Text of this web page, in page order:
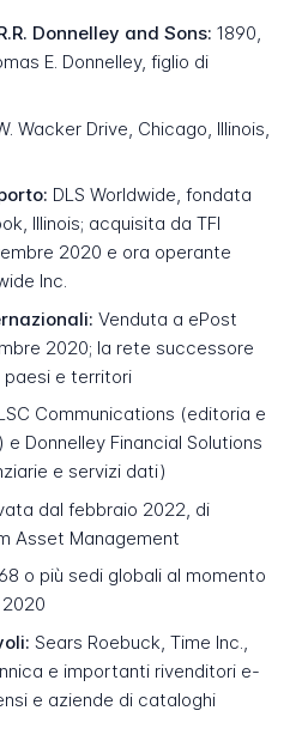
Donnelley and Sons: 1890,
E. Donnelley, figlio di
Wacker Drive, Chicago, Illinois,
DLS Worldwide, fondata
Illinois; acquisita da TFI
2020 e ora operante
Inc.
Venduta a ePost
2020; la rete successore
paesi e territori
Communications (editoria e
Donnelley Financial Solutions
e servizi dati)
dal febbraio 2022, di
Asset Management
o più sedi globali al momento
Sears Roebuck, Time Inc.,
e importanti rivenditori e-
e aziende di cataloghi